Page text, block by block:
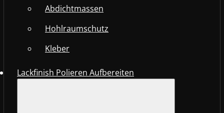
Abdichtmassen
Hohlraumschutz
Kleber
Lackfinish Polieren Aufbereiten